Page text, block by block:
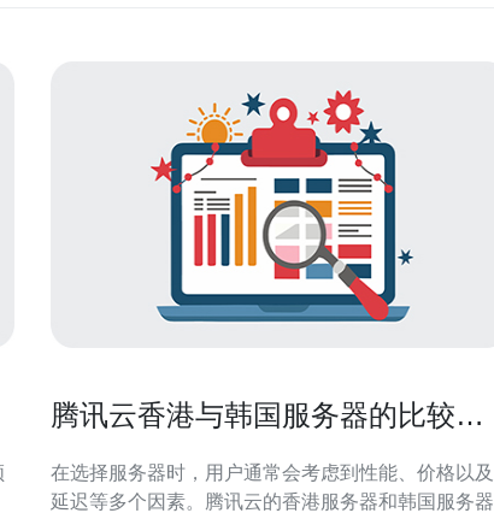
腾讯云香港与韩国服务器的比较分
在选择服务器时，用户通常会考虑到性能、价格以及
延迟等多个因素。腾讯云的香港服务器和韩国服务器